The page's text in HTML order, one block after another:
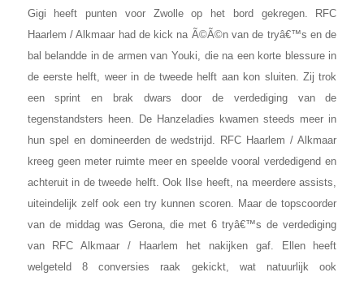
Gigi heeft punten voor Zwolle op het bord gekregen. RFC
Haarlem / Alkmaar had de kick na Ã©Ã©n van de tryâ€™s en de
bal belandde in de armen van Youki, die na een korte blessure in
de eerste helft, weer in de tweede helft aan kon sluiten. Zij trok
een sprint en brak dwars door de verdediging van de
tegenstandsters heen. De Hanzeladies kwamen steeds meer in
hun spel en domineerden de wedstrijd. RFC Haarlem / Alkmaar
kreeg geen meter ruimte meer en speelde vooral verdedigend en
achteruit in de tweede helft. Ook Ilse heeft, na meerdere assists,
uiteindelijk zelf ook een try kunnen scoren. Maar de topscoorder
van de middag was Gerona, die met 6 tryâ€™s de verdediging
van RFC Alkmaar / Haarlem het nakijken gaf. Ellen heeft
welgeteld 8 conversies raak gekickt, wat natuurlijk ook